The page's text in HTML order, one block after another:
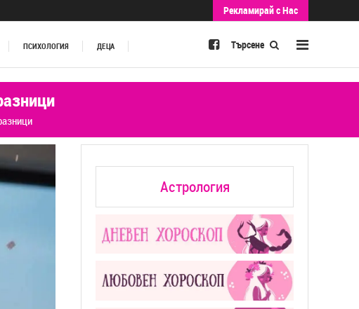
Рекламирай с Нас
ПСИХОЛОГИЯ ДЕЦА Търсене
Астрология